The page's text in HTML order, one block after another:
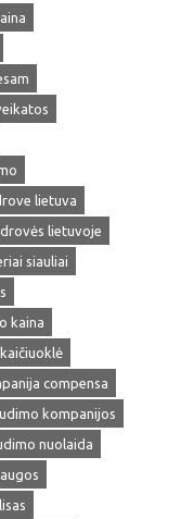
lietuva
lietuvoje
siauliai
kaina
compensa
kompanijos
nuolaida